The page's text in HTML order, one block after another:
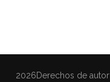
2026Derechos de autor